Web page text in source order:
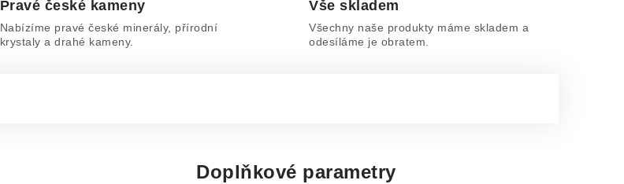
Pravé české kameny
Nabízíme pravé české minerály, přírodní
krystaly a drahé kameny.
Vše skladem
Všechny naše produkty máme skladem a
odesíláme je obratem.
Doplňkové parametry